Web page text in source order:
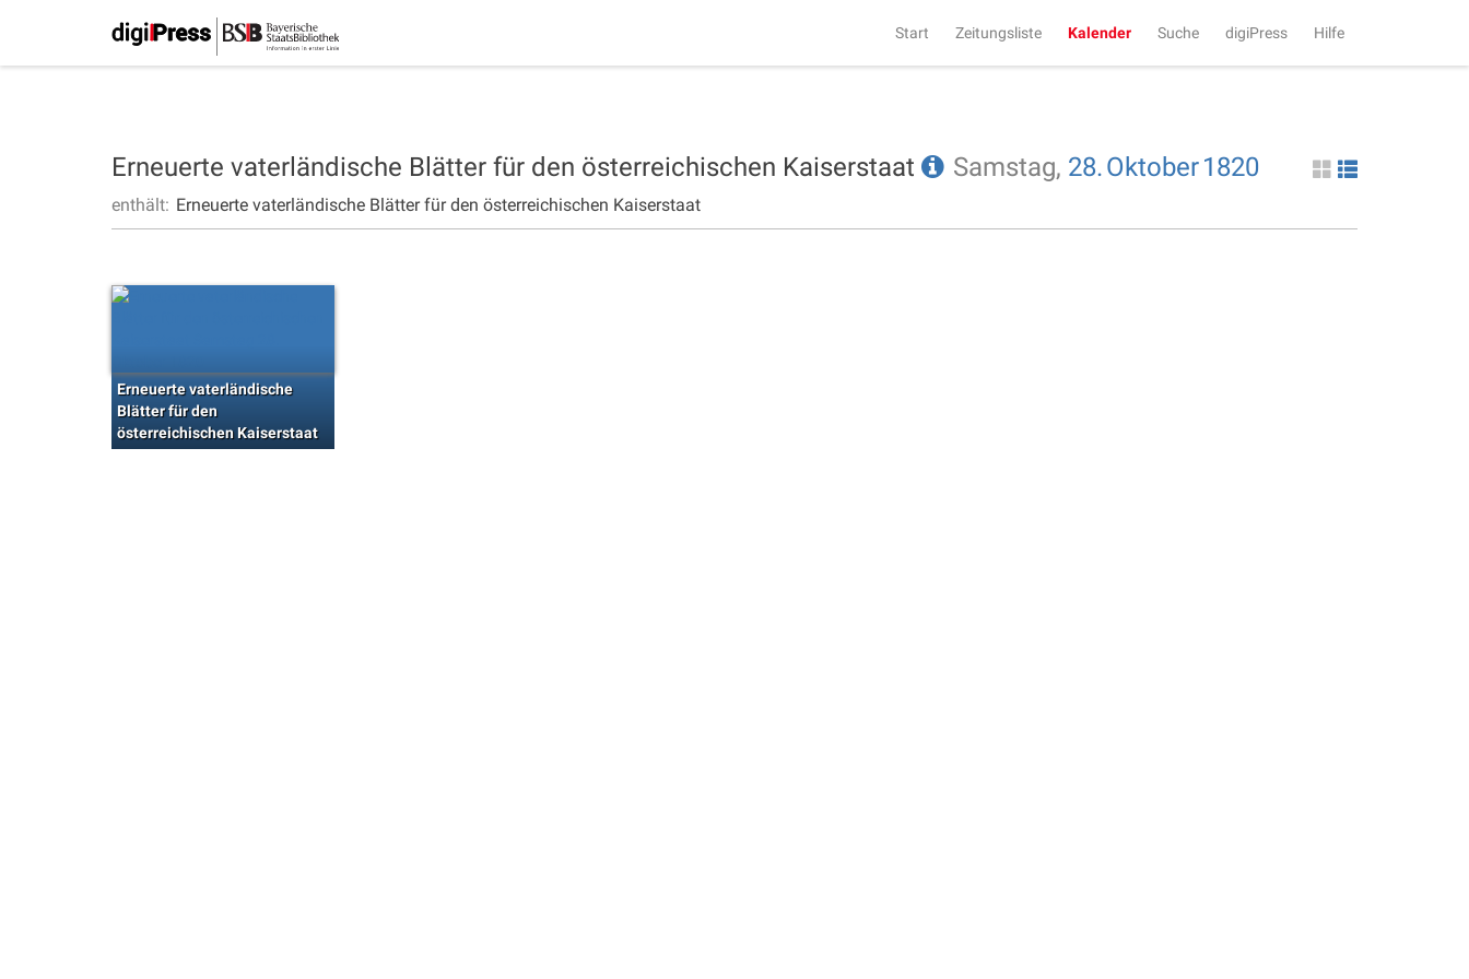
Start Zeitungsliste Kalender Suche digiPress Hilfe
Erneuerte vaterländische Blätter für den österreichischen Kaiserstaat Samstag, 28.Oktober1820
enthält: Erneuerte vaterländische Blätter für den österreichischen Kaiserstaat
Erneuerte vaterländische
Blätter für den
österreichischen Kaiserstaat